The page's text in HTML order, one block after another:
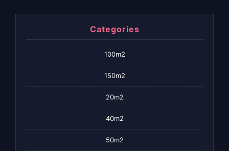
Categories
100m2
150m2
20m2
40m2
50m2